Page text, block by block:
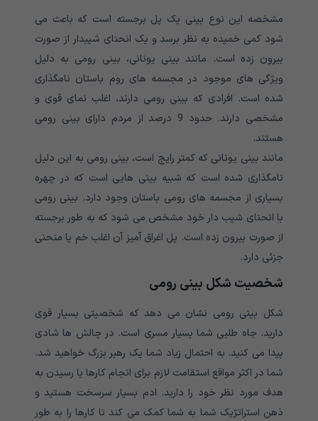
مشخصه این نوع بینی یک پل برجسته است که باعث می
شود کمی خمیده به نظر برسد و یک انحنای شیبدار از صورت
بیرون زده است. مانند بینی یونانی، بینی رومی به دلیل
ویژگی های موجود در مجسمه های روم باستان نامگذاری
شده است. افرادی که بینی رومی دارند، اغلب نمای قوی و
مشخصی دارند. حدود 9 درصد از مردم دارای بینی رومی
هستند.
مانند بینی یونانی که کمتر رایج است، بینی رومی به این دلیل
نامگذاری شده است که شبیه بینی هایی است که در چهره
بسیاری از مجسمه های رومی باستان وجود دارد. بینی رومی
با انحنای شیب دار خود مشخص می شود که به طور برجسته
از صورت بیرون زده است. پل اغراق آمیز آن اغلب خم یا منحنی
جزئی دارد.
شخصیت شکل بینی رومی
شکل بینی رومی نشان می دهد که شخصیتی بسیار قوی
دارید. جاه طلبی شما بسیار مسری است. در چالش ها شادی
پیدا می کنید. به احتمال زیاد شما یک رهبر بزرگ خواهید شد.
شما در اکثر مواقع استقامت لازم برای انجام کارها یا رسیدن به
هدف مورد نظر خود را دارید. ادم بسیار سرسخت هستید و
ذهن استراتژیک شما به شما کمک می کند تا کارها را به طور